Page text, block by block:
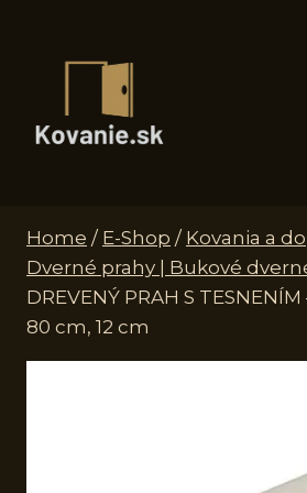
Home / E-Shop / Kovania a
Dverné prahy | Bukové
DREVENÝ PRAH S
80 cm, 12 cm